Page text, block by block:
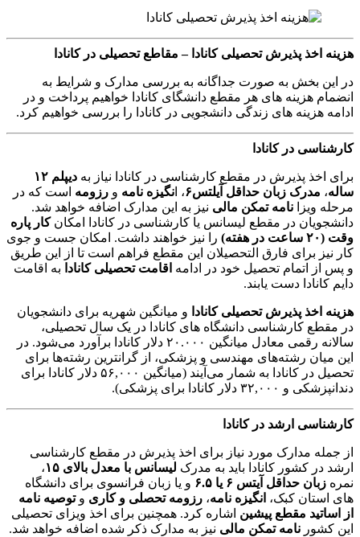
هزینه اخذ پذیرش تحصیلی کانادا – مقاطع تحصیلی در کانادا
در این بخش به صورت جداگانه به بررسی مدارک و شرایط به
انضمام هزینه های هر مقطع دانشگای کانادا خواهیم پرداخت و در
ادامه هزینه های زندگی دانشجویی در کانادا را بررسی خواهیم کرد.
کارشناسی در کانادا
برای اخذ پذیرش در مقطع کارشناسی در کانادا نیاز به
دیپلم ۱۲
ساله، مدرک زبان حداقل آیلتس۶ ، ا نگیزه نامه و رزومه است که در
مرحله ویزا نامه تمکن مالی نیز به این مدارک اضافه خواهد شد.
دانشجویان در مقطع لیسانس یا کارشناسی در کانادا امکانکار پاره
وقت (۲۰ ساعت در هفته)
را نیز خواهند داشت. امکان جست و جوی
کار نیز برای فارق التحصیلان این مقطع فراهم است تا از این طریق
و پس از اتمام تحصیل خود در ادامه اقامت تحصیلی کانادا به اقامت
دایم کانادا دست یابند.
هزینه اخذ پذیرش تحصیلی کانادا و میانگین شهریه برای دانشجویان
در مقطع کارشناسی دانشگاه های کانادا در یک سال تحصیلی،
سالانه رقمی معادل میانگین ۲۰.۰۰۰ دلار کانادا برآورد می‌شود. در
این میان رشته‌های مهندسی و پزشکی، از گرانترین رشته‌ها برای
تحصیل در کانادا به شمار می‌آیند (میانگین ۵۶,۰۰۰ دلار کانادا برای
دندانپزشکی و ۳۲,۰۰۰ دلار کانادا برای پزشکی).
کارشناسی ارشد در کانادا
از جمله مدارک مورد نیاز برای اخذ پذیرش در مقطع کارشناسی
ارشد در کشور کانادا باید به مدرک لیسانس با معدل بالای ۱۵
،
نمره زبان حداقل آیتس ۶ یا ۶.۵
و یا زبان فرانسوی برای دانشگاه
های استان کبک، انگیزه نامه، رزومه تحصلی و کاری وتوصیه نامه
از اساتید مقطع پیشین اشاره کرد. همچنین برای اخذ ویزای تحصیلی
این کشور نامه تمکن مالی نیز به مدارک ذکر شده اضافه خواهد شد.